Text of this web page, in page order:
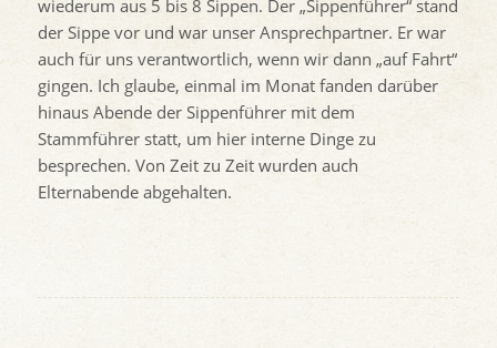
wiederum aus 5 bis 8 Sippen. Der „Sippenführer“ stand
der Sippe vor und war unser Ansprechpartner. Er war
auch für uns verantwortlich, wenn wir dann „auf Fahrt“
gingen. Ich glaube, einmal im Monat fanden darüber
hinaus Abende der Sippenführer mit dem
Stammführer statt, um hier interne Dinge zu
besprechen. Von Zeit zu Zeit wurden auch
Elternabende abgehalten.